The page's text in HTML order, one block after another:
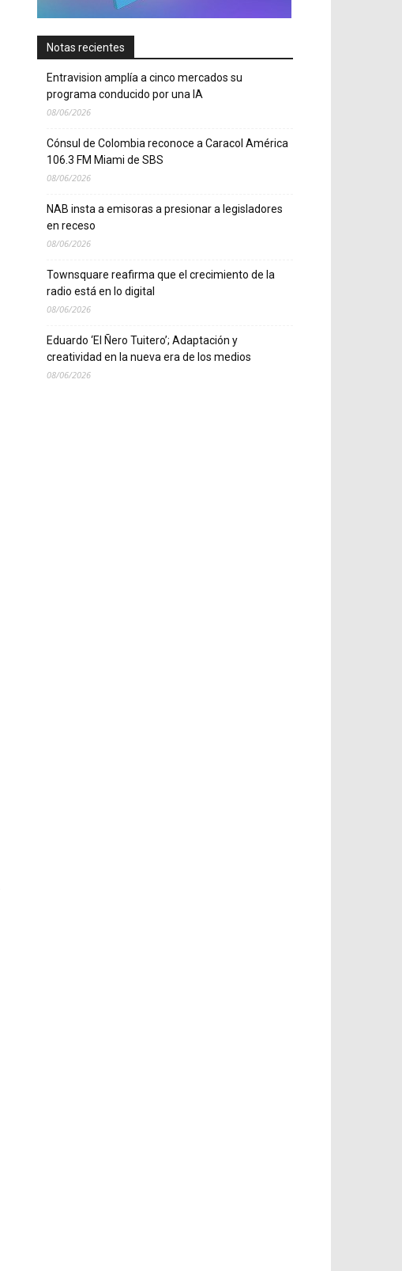
Notas recientes
Entravision amplía a cinco mercados su
programa conducido por una IA
08/06/2026
Cónsul de Colombia reconoce a Caracol América
106.3 FM Miami de SBS
08/06/2026
NAB insta a emisoras a presionar a legisladores
en receso
08/06/2026
Townsquare reafirma que el crecimiento de la
radio está en lo digital
08/06/2026
Eduardo ‘El Ñero Tuitero’; Adaptación y
creatividad en la nueva era de los medios
08/06/2026